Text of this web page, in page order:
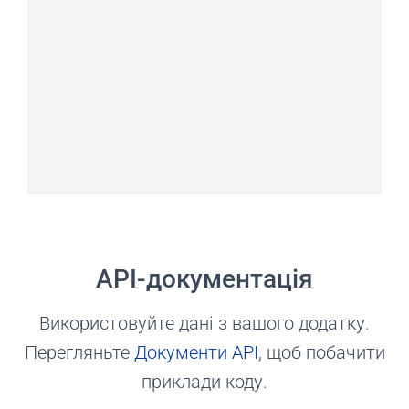
API-документація
Використовуйте дані з вашого додатку.
Перегляньте Документи API, щоб побачити
приклади коду.